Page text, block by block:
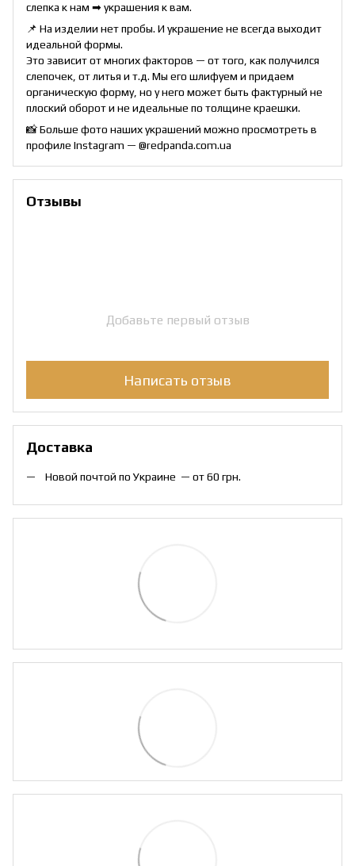
слепка к нам ➡ украшения к вам.
📌 На изделии нет пробы. И украшение не всегда выходит
идеальной формы.
Это зависит от многих факторов — от того, как получился
слепочек, от литья и т.д. Мы его шлифуем и придаем
органическую форму, но у него может быть фактурный не
плоский оборот и не идеальные по толщине краешки.
📸 Больше фото наших украшений можно просмотреть в
профиле Instagram — @redpanda.com.ua
Отзывы
Добавьте первый отзыв
Написать отзыв
Доставка
Новой почтой по Украине — от 60 грн.